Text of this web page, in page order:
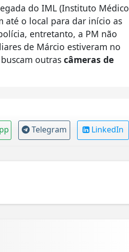
do IML (Instituto Médico
até o local para dar início as
entretanto, a PM não
de Márcio estiveram no
outras câmeras de
Telegram LinkedIn